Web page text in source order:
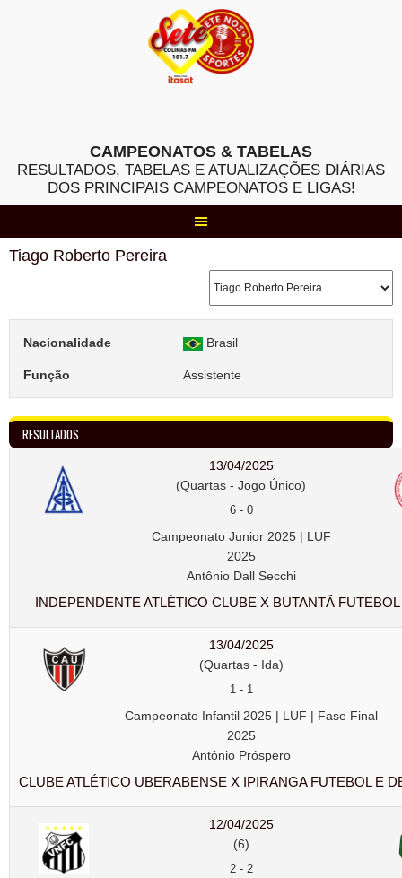
CAMPEONATOS & TABELAS
RESULTADOS, TABELAS E ATUALIZAÇÕES DIÁRIAS
DOS PRINCIPAIS CAMPEONATOS E LIGAS!
Tiago Roberto Pereira
Nacionalidade Brasil
Função Assistente
RESULTADOS
13/04/2025
(Quartas - Jogo Único)
6- 0
Campeonato Junior 2025 | LUF
2025
Antônio Dall Secchi
INDEPENDENTE ATLÉTICO CLUBE X BUTANTÃ
13/04/2025
(Quartas - Ida)
1- 1
Campeonato Infantil 2025 | LUF | Fase Final
2025
Antônio Próspero
CLUBE ATLÉTICO UBERABENSE X IPIRANGA FUTEBOL E
12/04/2025
(6)
2- 2